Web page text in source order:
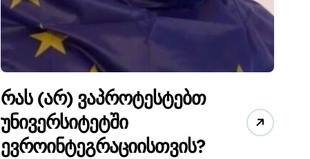
რას (არ) ვაპროტესტებთ
უნივერსიტეტში
ევროინტეგრაციისთვის?